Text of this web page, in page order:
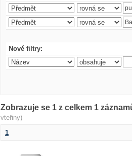
Nové filtry:
Zobrazuje se 1 z celkem 1
vteřiny)
1